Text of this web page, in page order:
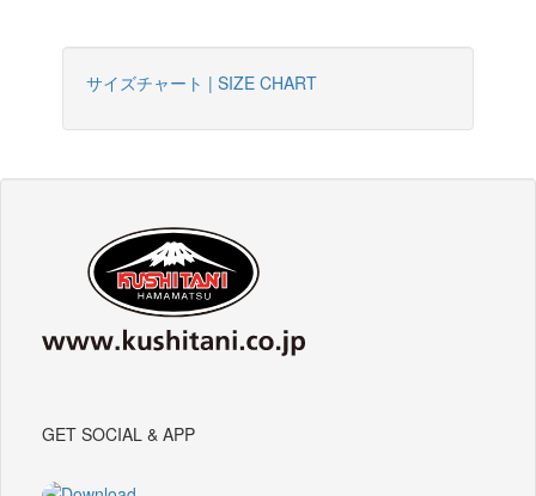
サイズチャート | SIZE CHART
GET SOCIAL & APP